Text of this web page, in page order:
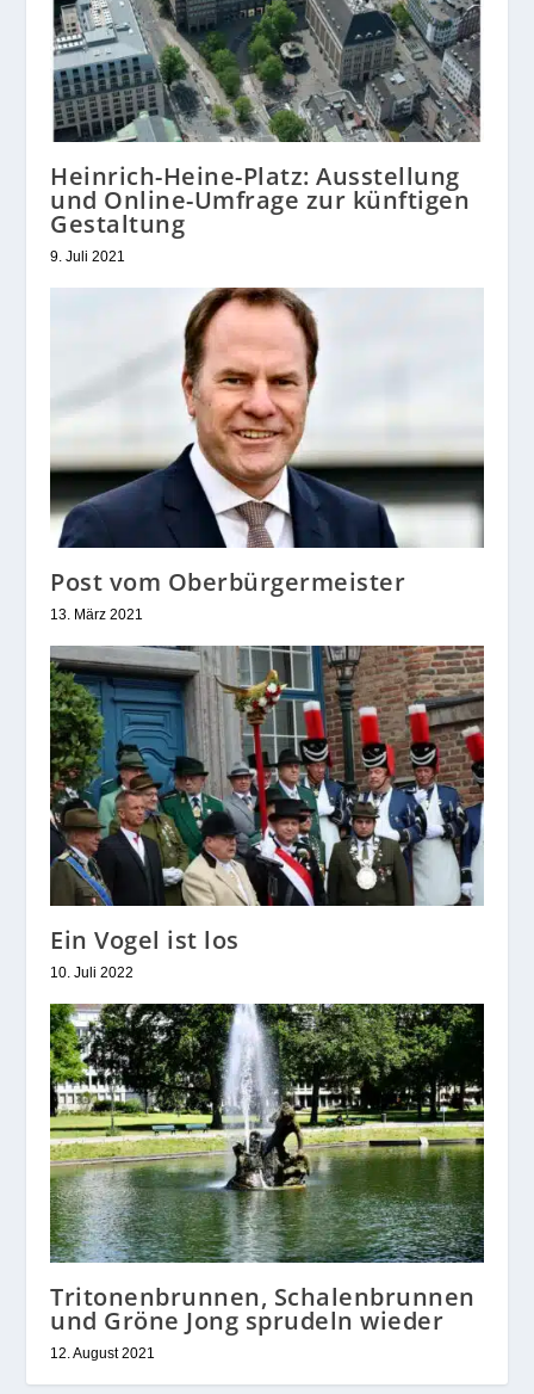
Heinrich-Heine-Platz: Ausstellung
und Online-Umfrage zur künftigen
Gestaltung
9. Juli 2021
Post vom Oberbürgermeister
13. März 2021
Ein Vogel ist los
10. Juli 2022
Tritonenbrunnen, Schalenbrunnen
und Gröne Jong sprudeln wieder
12. August 2021